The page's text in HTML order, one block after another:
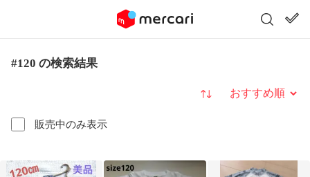
#120 の検索結果
販売中のみ表示
並び替え